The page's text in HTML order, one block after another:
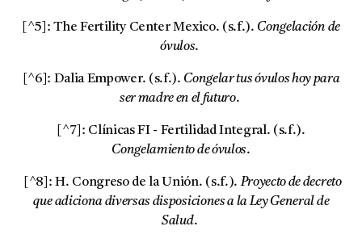
[^5]: The Fertility Center Mexico. (s.f.). Congelación de
óvulos.
[^6]: Dalia Empower. (s.f.). Congelar tus óvulos hoy para
ser madre en el futuro.
[^7]: Clínicas FI - Fertilidad Integral. (s.f.).
Congelamiento de óvulos.
[^8]: H. Congreso de la Unión. (s.f.).Proyecto de decreto
que adiciona diversas disposiciones a la Ley General de
Salud.